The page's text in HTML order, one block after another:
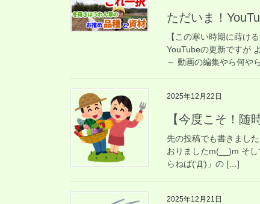
ただいま！
【この寒い時期に蒔け
YouTubeの更新ですが
～ 動画の編集やら何や
2025年12月22日
【今度こそ！随
先の投稿でも書きまし
おりましたm(__)m そ
らねば(‘Д’)」の […]
2025年12月21日